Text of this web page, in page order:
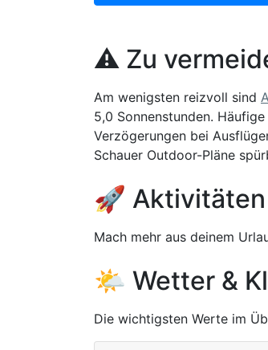
⚠️ Zu
Am wenigsten reizvoll sind
5,0 Sonnenstunden.
Verzögerungen bei
Schauer Outdoor-Pläne
🚀
Mach mehr aus deinem
🌤️ Wetter &
Die wichtigsten Werte im